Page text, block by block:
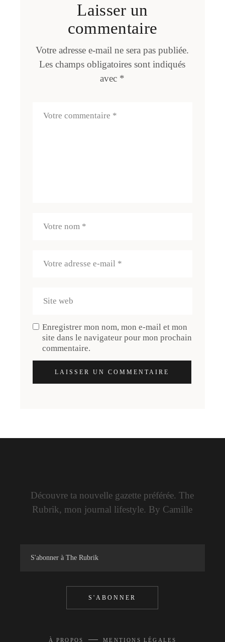
Laisser un
commentaire
Votre adresse e-mail ne sera pas publiée.
Les champs obligatoires sont indiqués
avec *
Enregistrer mon nom, mon e-mail et mon
site dans le navigateur pour mon prochain
commentaire.
LAISSER UN COMMENTAIRE
Découvre ta nouvelle gazette préférée. The
Rubrik, mon journal lifestyle. By Camille
S'ABONNER
À PROPOS — MENTIONS LÉGALES